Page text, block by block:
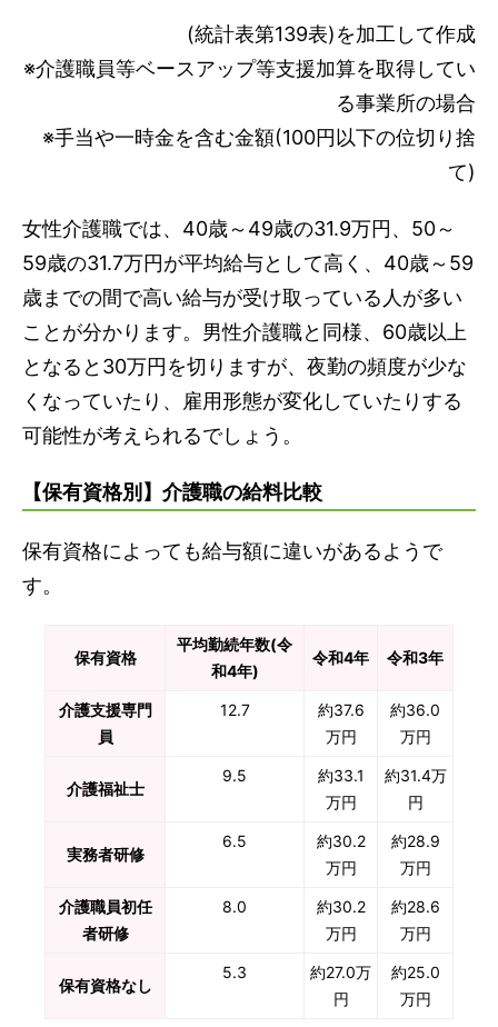
(統計表第139表)を加工して作成
※介護職員等ベースアップ等支援加算を取得してい
る事業所の場合
※手当や一時金を含む金額(100円以下の位切り捨
て)
女性介護職では、40歳～49歳の31.9万円、50～
59歳の31.7万円が平均給与として高く、40歳～59
歳までの間で高い給与が受け取っている人が多い
ことが分かります。男性介護職と同様、60歳以上
となると30万円を切りますが、夜勤の頻度が少な
くなっていたり、雇用形態が変化していたりする
可能性が考えられるでしょう。
【保有資格別】介護職の給料比較
保有資格によっても給与額に違いがあるようで
す。
保有資格
平均勤続年数(令
和4年)
令和4年 令和3年
介護支援専門
員
12.7
約37.6
万円
約36.0
万円
介護福祉士
9.5
約33.1
万円
約31.4万
円
実務者研修
6.5
約30.2
万円
約28.9
万円
介護職員初任
者研修
8.0
約30.2
万円
約28.6
万円
保有資格なし
5.3
約27.0万
円
約25.0
万円